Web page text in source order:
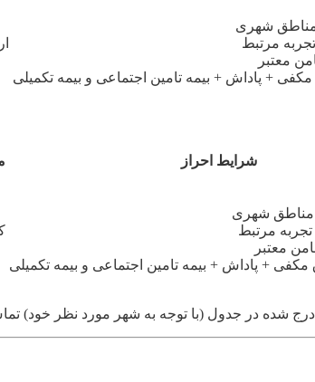
شهری
معتبر
+ پاداش + بیمه تامین اجتماعی و بیمه تکمیلی
شرایط احراز
شهری
معتبر
مکفی + پاداش + بیمه تامین اجتماعی و بیمه تکمیلی
شده در جدول (با توجه به شهر مورد نظر خود)